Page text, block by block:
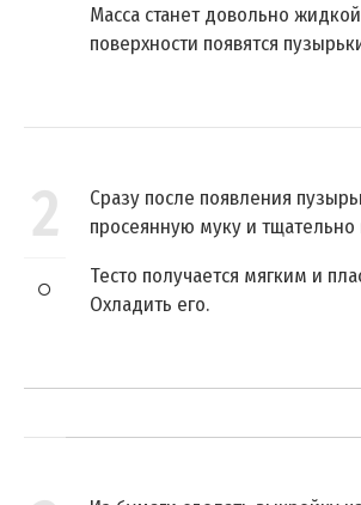
Масса станет довольно
поверхности появятся
2
Сразу после появления
просеянную муку и
Тесто получается мягким и
Охладить его.